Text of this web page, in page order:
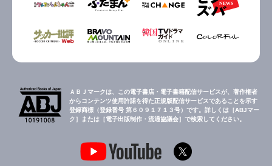
ＡＢＪマークは、この電子書店・電子書籍配信サービスが、著作権者
からコンテンツ使用許諾を得た正規版配信サービスであることを示す
登録商標（登録番号 第６０９１７１３号）です。詳しくは［ABJマー
ク］または［電子出版制作・流通協議会］で検索してください。